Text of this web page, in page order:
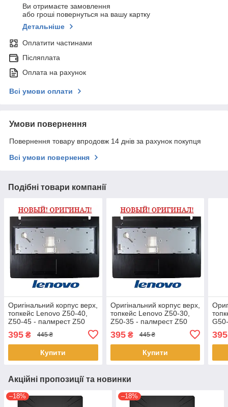
Ви отримаєте замовлення
або гроші повернуться на вашу картку
Детальніше
Оплатити частинами
Післяплата
Оплата на рахунок
Всі умови оплати
Умови повернення
Повернення товару впродовж 14 днів за рахунок покупця
Всі умови повернення
Подібні товари компанії
Оригінальний корпус верх,
топкейс Lenovo Z50-40,
Z50-45 - палмрест Z50
395 ₴ 445 ₴
Купити
Оригінальний корпус верх,
топкейс Lenovo Z50-30,
Z50-35 - палмрест Z50
395₴ 445 ₴
Купити
395
Акційні пропозиції та новинки
–18% –18%